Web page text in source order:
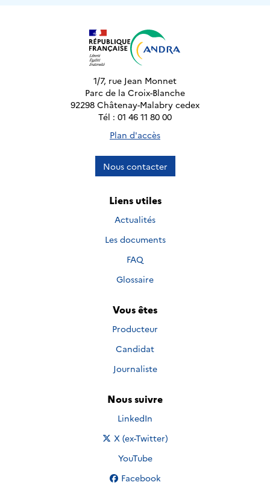
1/7, rue Jean Monnet
Parc de la Croix-Blanche
92298 Châtenay-Malabry cedex
Tél : 01 46 11 80 00
Plan d'accès
Nous contacter
Liens utiles
Actualités
Les documents
FAQ
Glossaire
Vous êtes
Producteur
Candidat
Journaliste
Nous suivre
Nous suivre sur
LinkedIn
Nous suivre sur
X (ex-Twitter)
Nous suivre sur
YouTube
Nous suivre sur
Facebook